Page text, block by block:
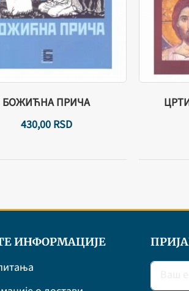
БОЖИЋНА ПРИЧА
430,00 RSD
ИНФОРМАЦИЈЕ